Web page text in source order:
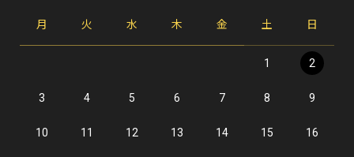
月 火 水 木 金 土 日
1 2
3 4 5 6 7 8 9
10 11 12 13 14 15 16